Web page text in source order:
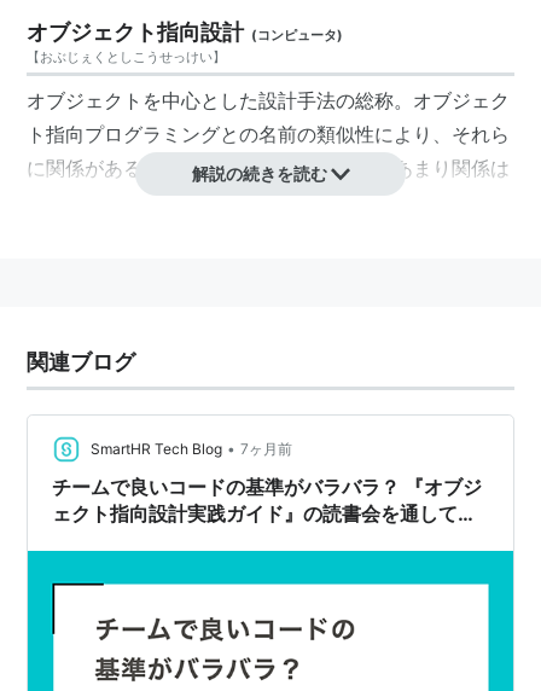
オブジェクト指向設計 (コンピュータ)
【おぶじぇくとしこうせっけい】
オブジェクトを中心とした設計手法の総称。オブジェク
ト指向プログラミングとの名前の類似性により、それら
に関係があるとよく誤解されるが実際にはあまり関係は
解説の続きを読む
関連ブログ
SmartHR Tech Blog • 7ヶ月前
チームで良いコードの基準がバラバラ？ 『オブジ
ェクト指向設計実践ガイド』の読書会を通して共